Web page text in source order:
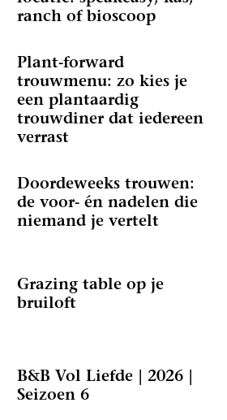
ranch of bioscoop
Plant-forward
trouwmenu: zo kies je
een plantaardig
trouwdiner dat iedereen
verrast
Doordeweeks trouwen:
de voor- én nadelen die
niemand je vertelt
Grazing table op je
bruiloft
B&B Vol Liefde | 2026 |
Seizoen 6